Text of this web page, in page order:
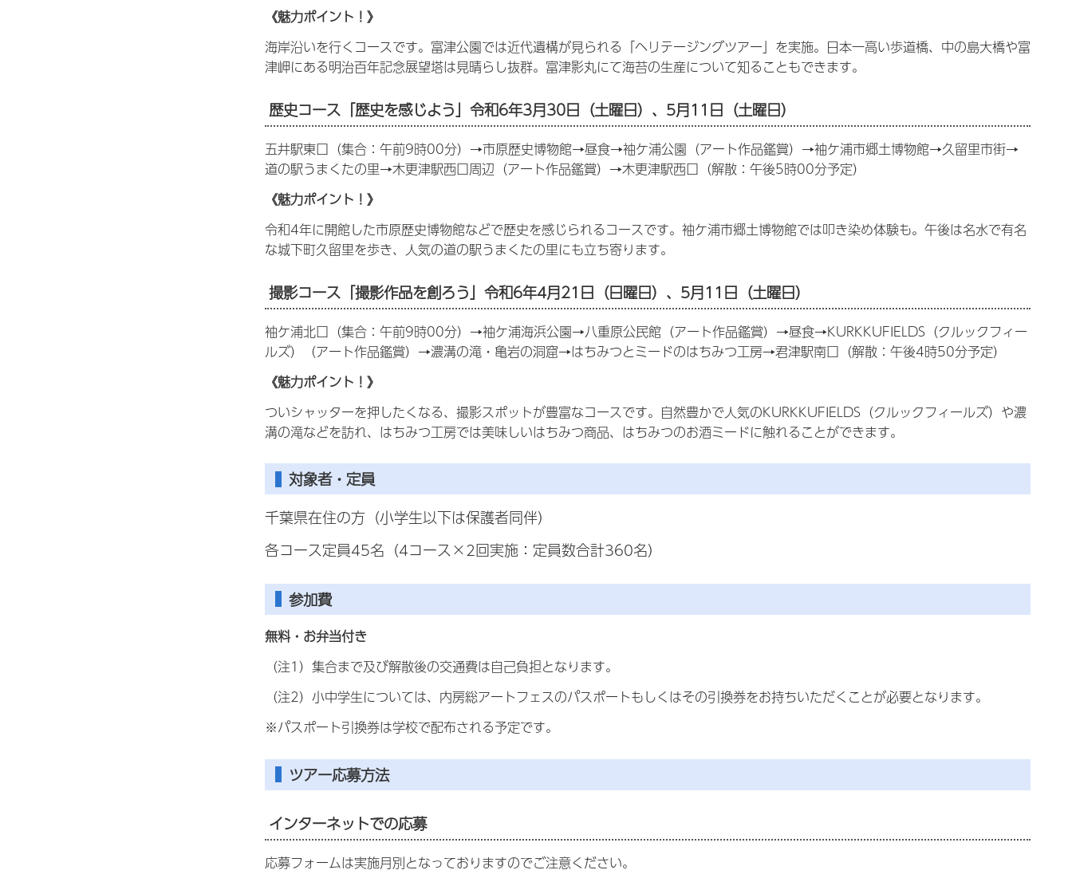
《魅力ポイント！》
海岸沿いを行くコースです。富津公園では近代遺構が見られる「ヘリテージングツアー」を実施。日本一高い歩道橋、中の島大橋や富
津岬にある明治百年記念展望塔は見晴らし抜群。富津影丸にて海苔の生産について知ることもできます。
歴史コース「歴史を感じよう」 令和6年3月30日（土曜日）、5月11日（土曜日）
五井駅東口（集合：午前9時00分）→市原歴史博物館→昼食→袖ケ浦公園（アート作品鑑賞）→袖ケ浦市郷土博物館→久留里市街→
道の駅うまくたの里→木更津駅西口周辺（アート作品鑑賞）→木更津駅西口（解散：午後5時00分予定）
《魅力ポイント！》
令和4年に開館した市原歴史博物館などで歴史を感じられるコースです。袖ケ浦市郷土博物館では叩き染め体験も。午後は名水で有名
な城下町久留里を歩き、人気の道の駅うまくたの里にも立ち寄ります。
撮影コース「撮影作品を創ろう」 令和6年4月21日（日曜日）、5月11日（土曜日）
袖ケ浦北口（集合：午前9時00分）→袖ケ浦海浜公園→八重原公民館（アート作品鑑賞）→昼食→KURKKUFIELDS（クルックフィー
ルズ）（アート作品鑑賞）→濃溝の滝・亀岩の洞窟→はちみつとミードのはちみつ工房→君津駅南口（解散：午後4時50分予定）
《魅力ポイント！》
ついシャッターを押したくなる、撮影スポットが豊富なコースです。自然豊かで人気のKURKKUFIELDS（クルックフィールズ）や濃
溝の滝などを訪れ、はちみつ工房では美味しいはちみつ商品、はちみつのお酒ミードに触れることができます。
対象者・定員
千葉県在住の方（小学生以下は保護者同伴）
各コース定員45名（4コース×2回実施：定員数合計360名）
参加費
無料・お弁当付き
（注1）集合まで及び解散後の交通費は自己負担となります。
（注2）小中学生については、内房総アートフェスのパスポートもしくはその引換券をお持ちいただくことが必要となります。
※パスポート引換券は学校で配布される予定です。
ツアー応募方法
インターネットでの応募
応募フォームは実施月別となっておりますのでご注意ください。